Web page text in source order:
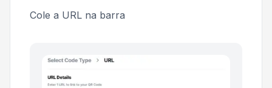
Cole a URL na barra